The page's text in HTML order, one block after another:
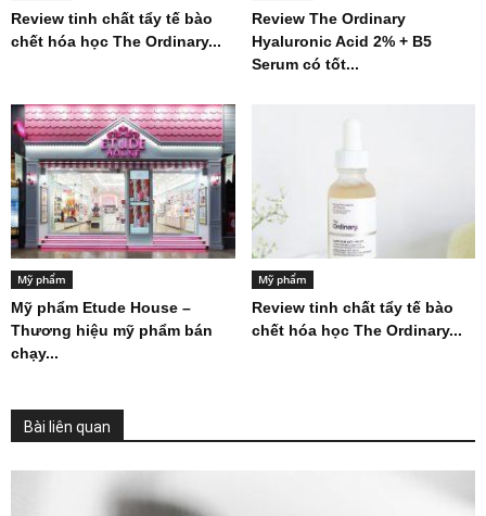
Review tinh chất tẩy tế bào
chết hóa học The Ordinary...
Review The Ordinary
Hyaluronic Acid 2% + B5
Serum có tốt...
Mỹ phẩm
Mỹ phẩm Etude House –
Thương hiệu mỹ phẩm bán
chạy...
Mỹ phẩm
Review tinh chất tẩy tế bào
chết hóa học The Ordinary...
Bài liên quan